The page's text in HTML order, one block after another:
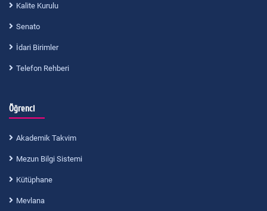
Kalite Kurulu
Senato
İdari Birimler
Telefon Rehberi
Öğrenci
Akademik Takvim
Mezun Bilgi Sistemi
Kütüphane
Mevlana